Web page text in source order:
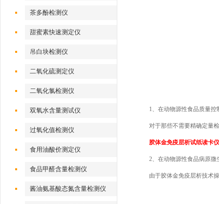
茶多酚检测仪
甜蜜素快速测定仪
吊白块检测仪
二氧化硫测定仪
二氧化氯检测仪
双氧水含量测试仪
过氧化值检测仪
食用油酸价测定仪
食品甲醛含量检测仪
酱油氨基酸态氮含量检测仪
1、在动物源性食品质量
对于那些不需要精确定量
胶体金免疫层析试纸读卡仪
2、在动物源性食品病原
由于胶体金免疫层析技术